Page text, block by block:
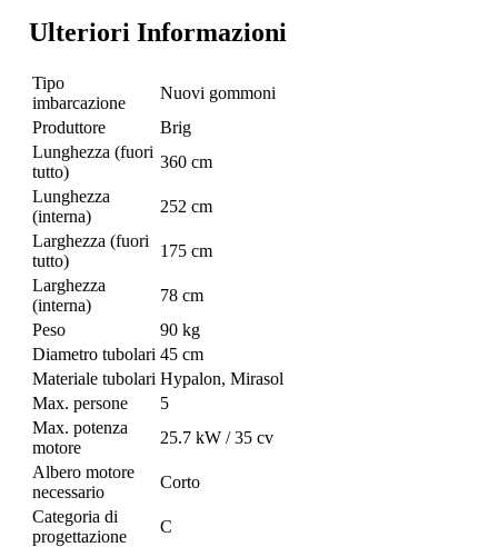
Ulteriori Informazioni
Tipo
imbarcazione
Nuovi gommoni
Produttore
Brig
Lunghezza (fuori
tutto)
360 cm
Lunghezza
(interna)
252 cm
Larghezza (fuori
tutto)
175 cm
Larghezza
(interna)
78 cm
Peso
90 kg
Diametro tubolari 45 cm
Materiale tubolari Hypalon, Mirasol
Max. persone
5
Max. potenza
motore
25.7 kW / 35 cv
Albero motore
necessario
Corto
Categoria di
progettazione
C